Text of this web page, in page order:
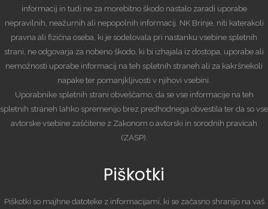
informacij in tudi ne za morebitno škodo nastalo zaradi uporabe
nepravilnih, neažurnih ali nepopolnih informacij. NK Brinje, niti katerakoli
pravna ali fizična oseba, ki je sodelovala pri nastanku vsebine spletnih
strani, ne odgovarja za nobeno škodo, ki bi izhajala iz dostopa, uporabe ali
nemožnosti uporabe informacij na teh spletnih straneh ali za kakršnekoli
napake ter pomanjkljivosti v njihovi vsebini.
Uporabnike spletnih strani obveščamo, da se vse informacije na teh
spletnih straneh lahko spremenijo brez predhodnega obvestila ter da so vse
avtorske vsebine zaščitene z Zakonom o avtorski in sorodnih pravicah
(ZASP).
Piškotki
Piškotki so majhne datoteke z informacijami, ki se začasno shranijo na vaš